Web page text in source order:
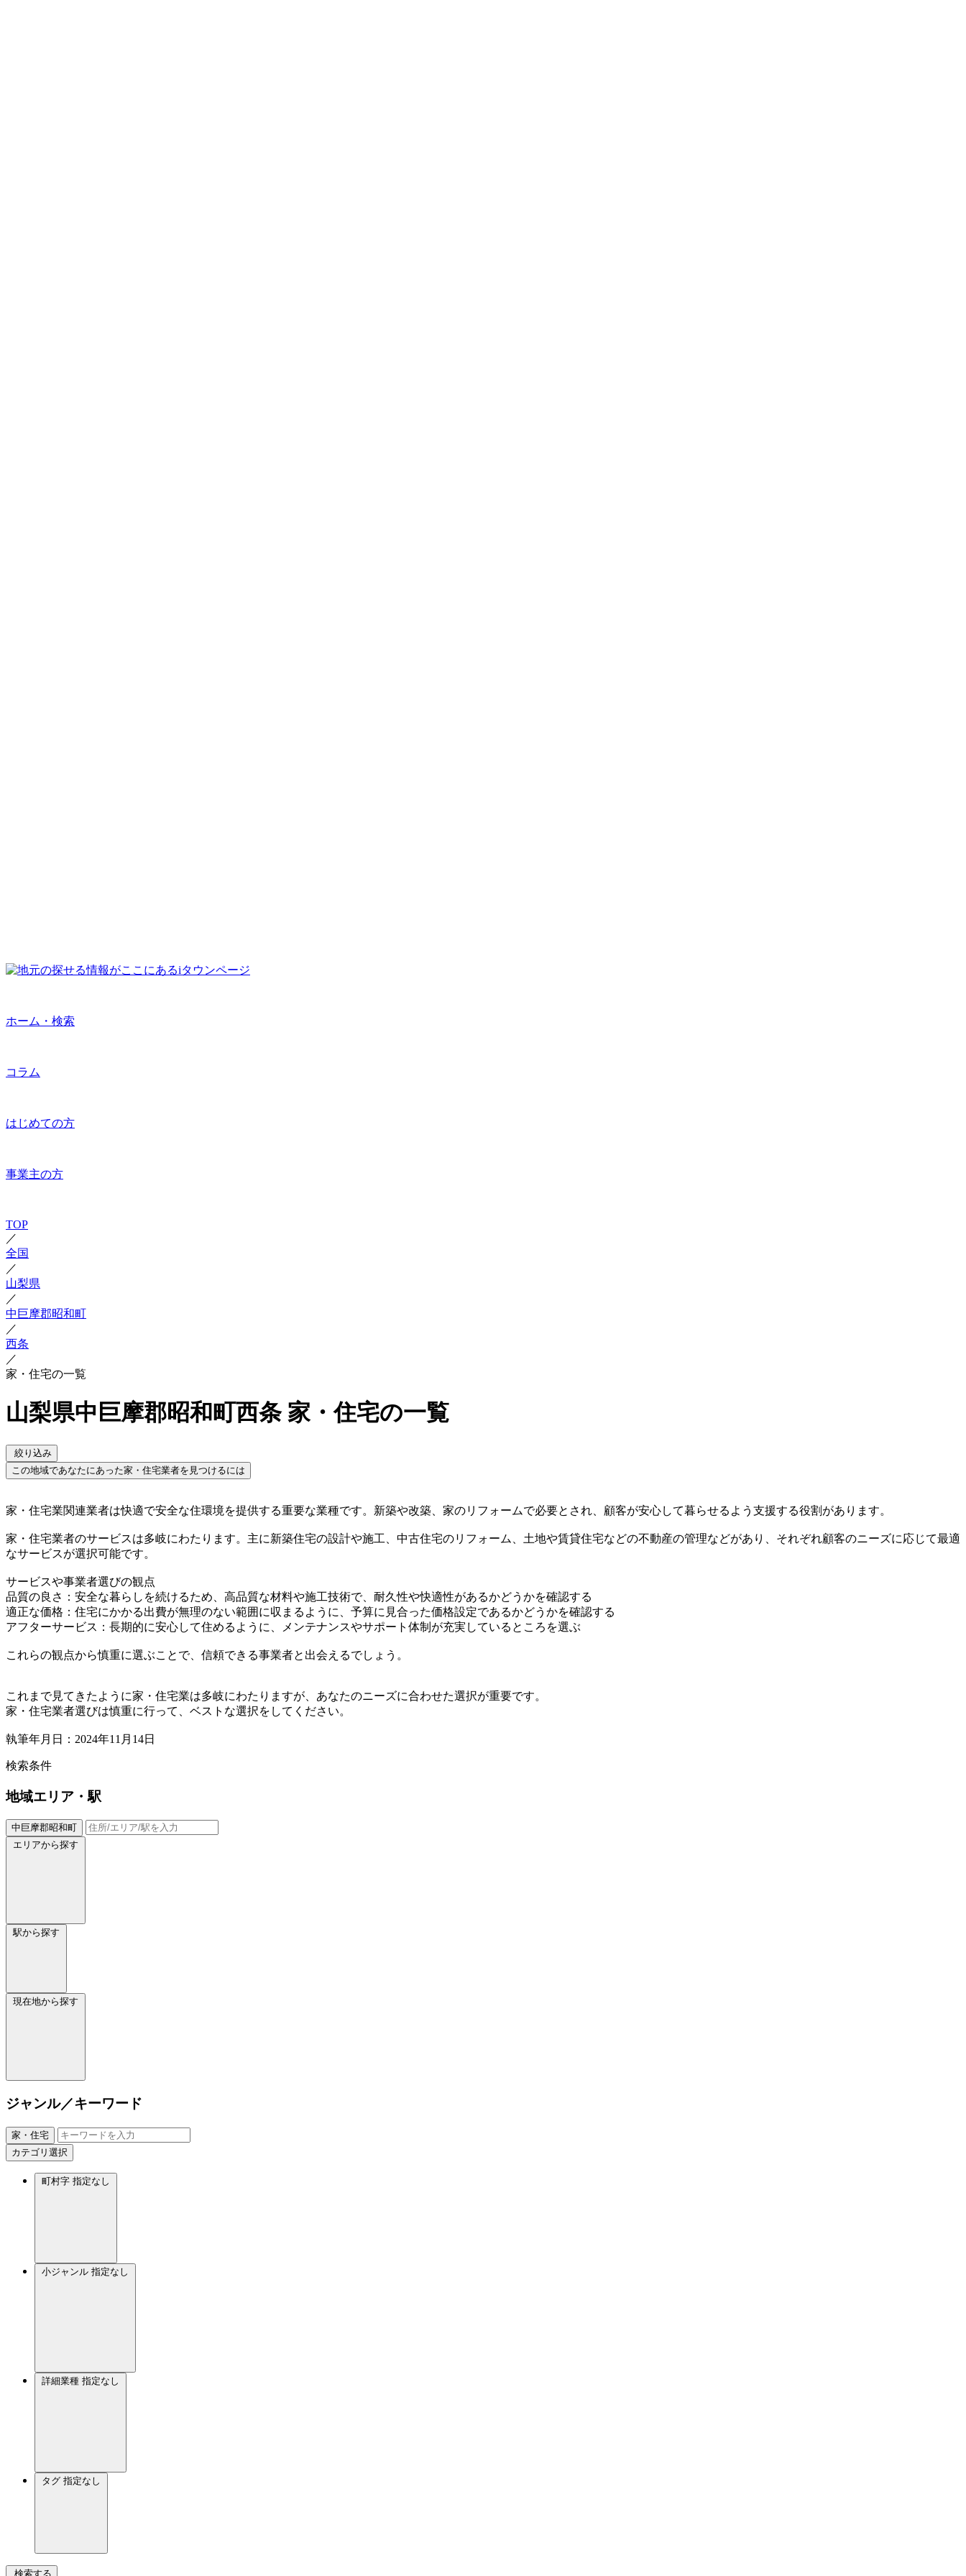
ホーム・検索
コラム
はじめての方
事業主の方
TOP
／
全国
／
山梨県
／
中巨摩郡昭和町
／
西条
／
家・住宅の一覧
山梨県中巨摩郡昭和町西条 家・住宅の一覧
絞り込み
この地域であなたにあった家・住宅業者を見つけるには
家・住宅業関連業者は快適で安全な住環境を提供する重要な業種です。新築や改築、家のリフォームで必要とされ、顧客が安心して暮らせるよう支援する役割があります。
家・住宅業者のサービスは多岐にわたります。主に新築住宅の設計や施工、中古住宅のリフォーム、土地や賃貸住宅などの不動産の管理などがあり、それぞれ顧客のニーズに応じて最適
なサービスが選択可能です。
サービスや事業者選びの観点
品質の良さ：安全な暮らしを続けるため、高品質な材料や施工技術で、耐久性や快適性があるかどうかを確認する
適正な価格：住宅にかかる出費が無理のない範囲に収まるように、予算に見合った価格設定であるかどうかを確認する
アフターサービス：長期的に安心して住めるように、メンテナンスやサポート体制が充実しているところを選ぶ
これらの観点から慎重に選ぶことで、信頼できる事業者と出会えるでしょう。
これまで見てきたように家・住宅業は多岐にわたりますが、あなたのニーズに合わせた選択が重要です。
家・住宅業者選びは慎重に行って、ベストな選択をしてください。
執筆年月日：2024年11月14日
検索条件
地域エリア・駅
中巨摩郡昭和町
エリアから探す
駅から探す
現在地から探す
ジャンル／キーワード
家・住宅
カテゴリ選択
町村字 指定なし
小ジャンル 指定なし
詳細業種 指定なし
タグ 指定なし
検索する